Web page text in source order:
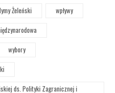
Żeleński
wpływy
wybory
ds. Polityki Zagranicznej i